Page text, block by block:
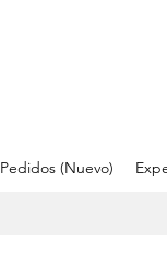
Pedidos (Nuevo)